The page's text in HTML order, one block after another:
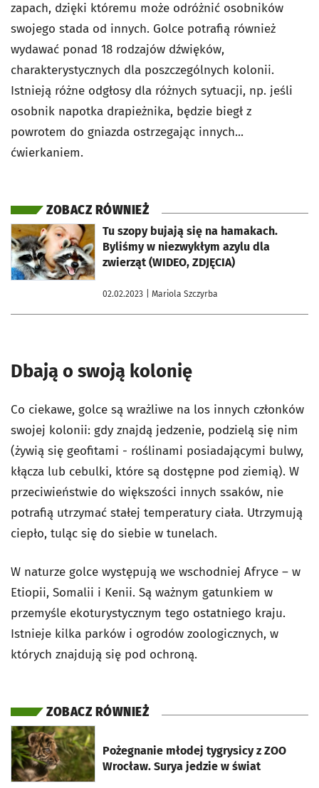
zapach, dzięki któremu może odróżnić osobników
swojego stada od innych. Golce potrafią również
wydawać ponad 18 rodzajów dźwięków,
charakterystycznych dla poszczególnych kolonii.
Istnieją różne odgłosy dla różnych sytuacji, np. jeśli
osobnik napotka drapieżnika, będzie biegł z
powrotem do gniazda ostrzegając innych...
ćwierkaniem.
ZOBACZ RÓWNIEŻ
Tu szopy bujają się na hamakach.
Byliśmy w niezwykłym azylu dla
zwierząt (WIDEO, ZDJĘCIA)
02.02.2023 | Mariola Szczyrba
otworzy się w nowej karcie
Dbają o swoją kolonię
Co ciekawe, golce są wrażliwe na los innych członków
swojej kolonii: gdy znajdą jedzenie, podzielą się nim
(żywią się geofitami - roślinami posiadającymi bulwy,
kłącza lub cebulki, które są dostępne pod ziemią). W
przeciwieństwie do większości innych ssaków, nie
potrafią utrzymać stałej temperatury ciała. Utrzymują
ciepło, tuląc się do siebie w tunelach.
W naturze golce występują we wschodniej Afryce – w
Etiopii, Somalii i Kenii. Są ważnym gatunkiem w
przemyśle ekoturystycznym tego ostatniego kraju.
Istnieje kilka parków i ogrodów zoologicznych, w
których znajdują się pod ochroną.
ZOBACZ RÓWNIEŻ
Pożegnanie młodej tygrysicy z ZOO
Wrocław. Surya jedzie w świat
otworzy się w nowej karcie